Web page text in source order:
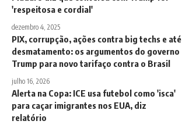
'respeitosa e cordial'
dezembro 4, 2025
PIX, corrupção, ações contra big techs e até
desmatamento: os argumentos do governo
Trump para novo tarifaço contra o Brasil
julho 16, 2026
Alerta na Copa: ICE usa futebol como 'isca'
para caçar imigrantes nos EUA, diz
relatório